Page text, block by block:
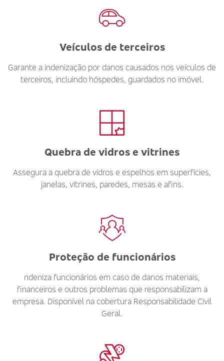
Veículos de terceiros
Garante a indenização por danos causados nos veículos de
terceiros, incluindo hóspedes, guardados no imóvel.
Quebra de vidros e vitrines
Assegura a quebra de vidros e espelhos em superfícies,
janelas, vitrines, paredes, mesas e afins.
Proteção de funcionários
ndeniza funcionários em caso de danos materiais,
financeiros e outros problemas que responsabilizam a
empresa. Disponível na cobertura Responsabilidade Civil
Geral.